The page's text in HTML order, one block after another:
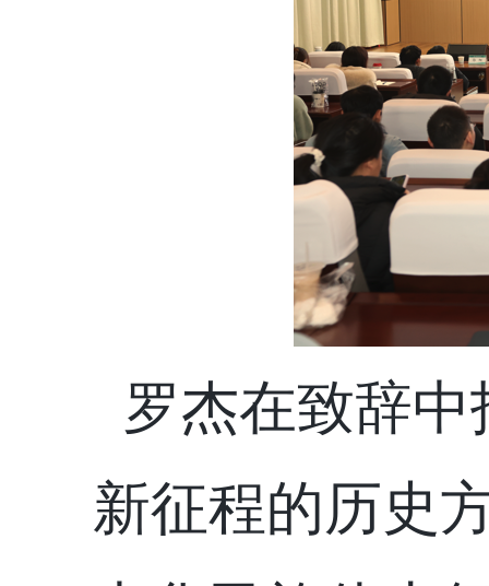
罗杰在致辞中
新征程的历史